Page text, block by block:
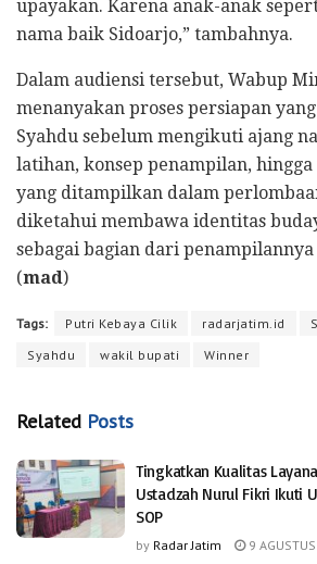
upayakan. Karena anak-anak
nama baik Sidoarjo,” tambahnya.
Dalam audiensi tersebut, Wabup
menanyakan proses persiapan
Syahdu sebelum mengikuti ajang
latihan, konsep penampilan,
yang ditampilkan dalam
diketahui membawa identitas
sebagai bagian dari
(mad)
Tags: Putri Kebaya Cilik radarjatim.id
Syahdu
wakil bupati Winner
Related Posts
Tingkatkan Kualitas
Ustadzah Nurul Fikri Ikuti
SOP
by Radar Jatim 9